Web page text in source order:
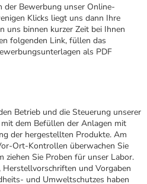
der Bewerbung unser Online-
Klicks liegt uns dann Ihre
uns binnen kurzer Zeit bei Ihnen
folgenden Link, füllen das
als PDF
Betrieb und die Steuerung ­unserer
dem Befüllen der ­Anlagen mit
der hergestellten Produkte. Am
Ort-Kontrollen überwachen Sie
ziehen Sie ­Proben für unser Labor.
Herstellvorschriften und Vorgaben
und Umweltschutzes haben
anzeigen